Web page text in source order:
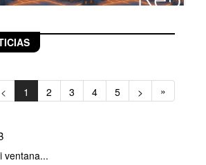
< 1 2 3 4 5 > »
ventana...